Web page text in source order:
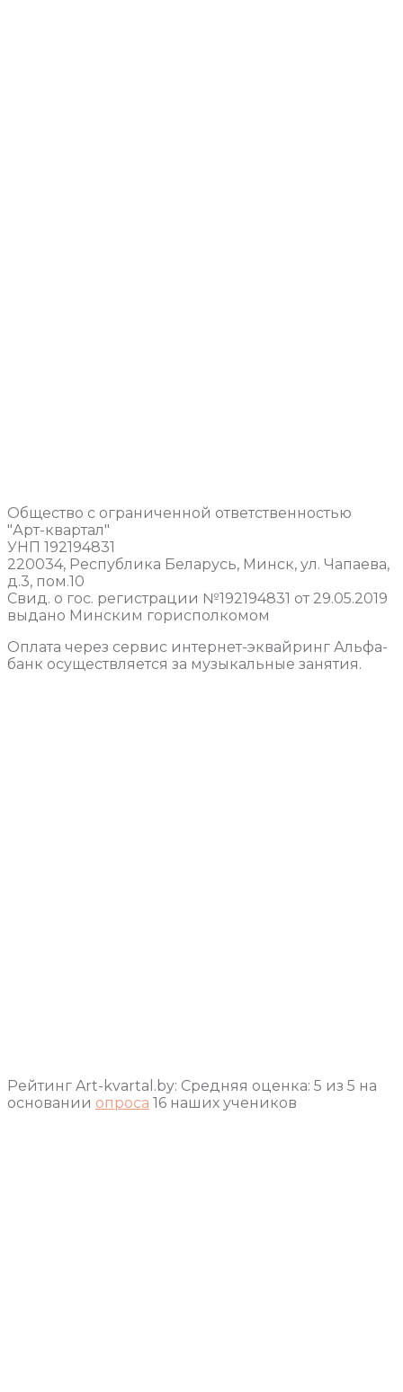
Общество с ограниченной ответственностью
"Арт-квартал"
УНП 192194831
220034, Республика Беларусь, Минск, ул. Чапаева,
д.3, пом.10
Свид. о гос. регистрации №192194831 от 29.05.2019
выдано Минским горисполкомом
Оплата через сервис интернет-эквайринг Альфа-
банк осуществляется за музыкальные занятия.
Рейтинг Art-kvartal.by: Средняя оценка: 5 из 5 на
основании опроса 16 наших учеников